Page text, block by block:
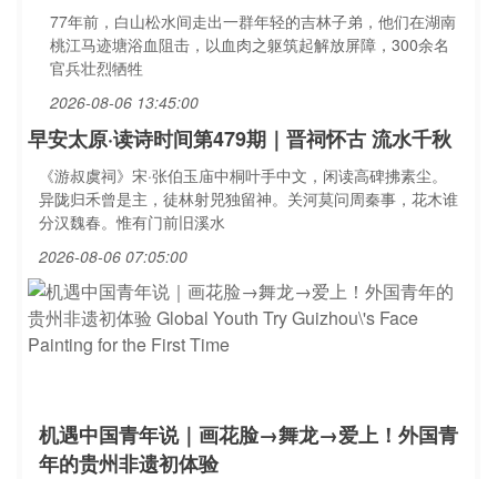
77年前，白山松水间走出一群年轻的吉林子弟，他们在湖南
桃江马迹塘浴血阻击，以血肉之躯筑起解放屏障，300余名
官兵壮烈牺牲
2026-08-06 13:45:00
早安太原·读诗时间第479期｜晋祠怀古 流水千秋
《游叔虞祠》宋·张伯玉庙中桐叶手中文，闲读高碑拂素尘。
异陇归禾曾是主，徒林射兕独留神。关河莫问周秦事，花木谁
分汉魏春。惟有门前旧溪水
2026-08-06 07:05:00
机遇中国青年说｜画花脸→舞龙→爱上！外国青
年的贵州非遗初体验